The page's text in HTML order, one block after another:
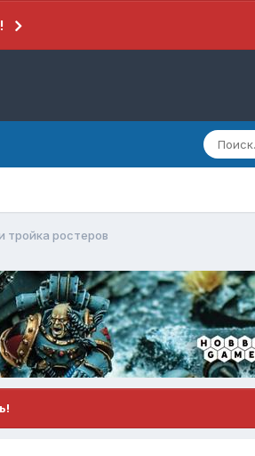
тройка ростеров